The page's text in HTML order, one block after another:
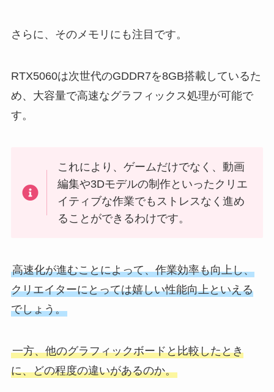
さらに、そのメモリにも注目です。
RTX5060は次世代のGDDR7を8GB搭載しているた
め、大容量で高速なグラフィックス処理が可能で
す。
これにより、ゲームだけでなく、動画
編集や3Dモデルの制作といったクリエ
イティブな作業でもストレスなく進め
ることができるわけです。
高速化が進むことによって、作業効率も向上し、
クリエイターにとっては嬉しい性能向上といえる
でしょう。
一方、他のグラフィックボードと比較したとき
に、どの程度の違いがあるのか。